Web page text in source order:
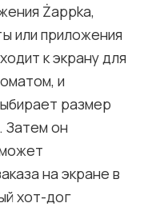
Żappka,
или приложения
к экрану для
и
размер
Затем он
на экране в
хот-дог